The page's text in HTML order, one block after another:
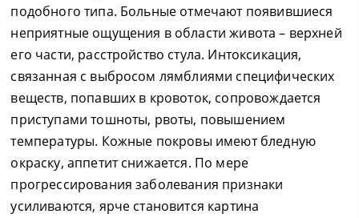
подобного типа. Больные отмечают появившиеся
неприятные ощущения в области живота – верхней
его части, расстройство стула. Интоксикация,
связанная с выбросом лямблиями специфических
веществ, попавших в кровоток, сопровождается
приступами тошноты, рвоты, повышением
температуры. Кожные покровы имеют бледную
окраску, аппетит снижается. По мере
прогрессирования заболевания признаки
усиливаются, ярче становится картина